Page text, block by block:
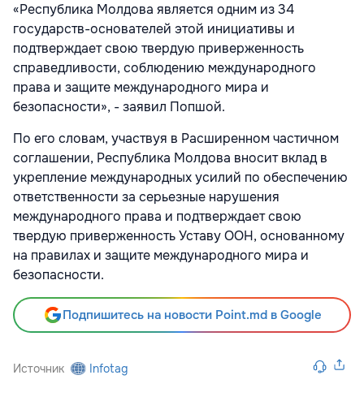
«Республика Молдова является одним из 34
государств-основателей этой инициативы и
подтверждает свою твердую приверженность
справедливости, соблюдению международного
права и защите международного мира и
безопасности», - заявил Попшой.
По его словам, участвуя в Расширенном частичном
соглашении, Республика Молдова вносит вклад в
укрепление международных усилий по обеспечению
ответственности за серьезные нарушения
международного права и подтверждает свою
твердую приверженность Уставу ООН, основанному
на правилах и защите международного мира и
безопасности.
Подпишитесь на новости Point.md в Google
Источник Infotag